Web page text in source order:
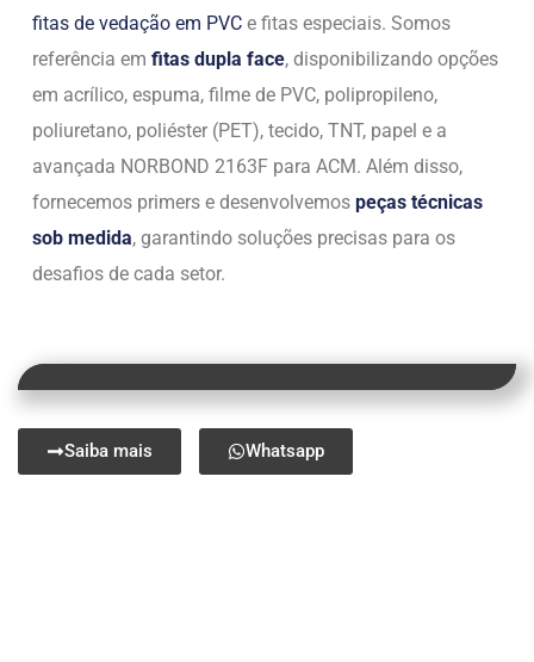
fitas de vedação em PVC e fitas especiais. Somos
referência em fitas dupla face, disponibilizando opções
em acrílico, espuma, filme de PVC, polipropileno,
poliuretano, poliéster (PET), tecido, TNT, papel e a
avançada NORBOND 2163F para ACM. Além disso,
fornecemos primers e desenvolvemos peças técnicas
sob medida, garantindo soluções precisas para os
desafios de cada setor.
Saiba mais Whatsapp